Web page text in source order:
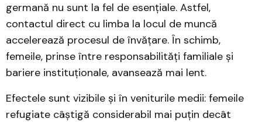
germană nu sunt la fel de esențiale. Astfel,
contactul direct cu limba la locul de muncă
accelerează procesul de învățare. În schimb,
femeile, prinse între responsabilități familiale și
bariere instituționale, avansează mai lent.
Efectele sunt vizibile și în veniturile medii: femeile
refugiate câștigă considerabil mai puțin decât